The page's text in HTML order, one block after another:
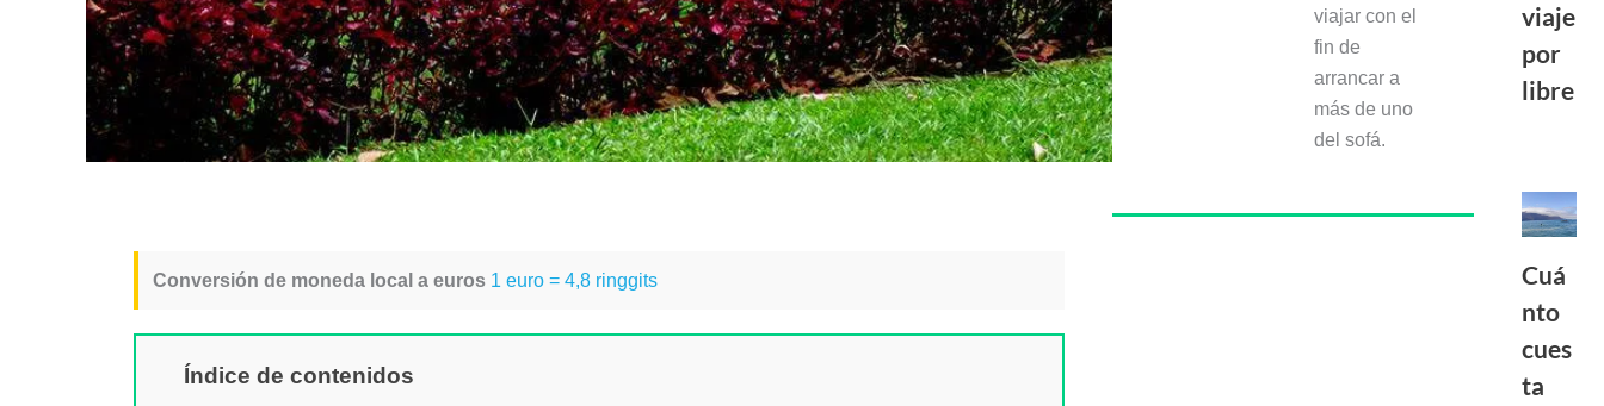
Conversión de moneda local a euros 1 euro = 4,8 ringgits
Índice de contenidos
viajar con el
fin de
arrancar a
más de uno
del sofá.
viaje
por
libre
Cuá
nto
cues
ta